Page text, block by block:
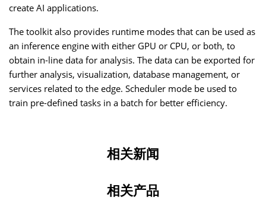
create AI applications.
The toolkit also provides runtime modes that can be used as
an inference engine with either GPU or CPU, or both, to
obtain in-line data for analysis. The data can be exported for
further analysis, visualization, database management, or
services related to the edge. Scheduler mode be used to
train pre-defined tasks in a batch for better efficiency.
相关新闻
相关产品